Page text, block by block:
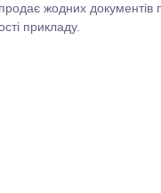
жодних документів
прикладу.